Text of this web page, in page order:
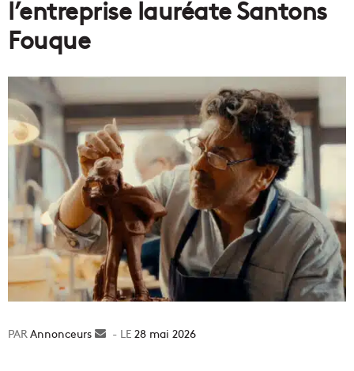
l’entreprise lauréate Santons
Fouque
Annonceurs
Envoyer28 mai 2026